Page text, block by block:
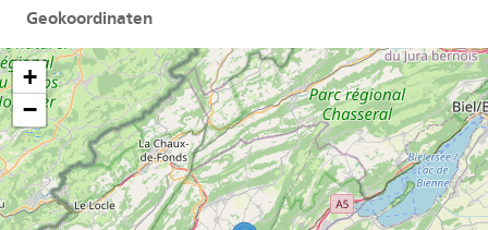
Geokoordinaten
+
−